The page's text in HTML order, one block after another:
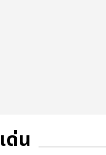
เด่น